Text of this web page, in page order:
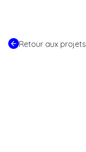
Retour aux projets